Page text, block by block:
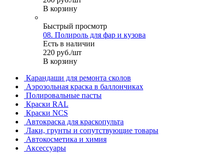
В корзину
Быстрый просмотр
08. Полироль для фар и кузова
Есть в наличии
220 руб./шт
В корзину
Карандаши для ремонта сколов
Аэрозольная краска в баллончиках
Полировальные пасты
Краски RAL
Краски NCS
Автокраска для краскопульта
Лаки, грунты и сопутствующие товары
Автокосметика и химия
Аксессуары